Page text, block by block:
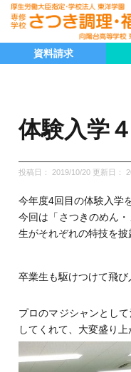
キャリア科
キャリア科の紹介
キャリア科の学び
資料請求
体験入学４
投稿日： 2019/10/20 更新日：
今年度4回目の体験入学
今回は「さつきのめん
生がそれぞれの特技を披
卒業生も駆けつけて飛び
プロのマジシャンとし
してくれて、大変盛り